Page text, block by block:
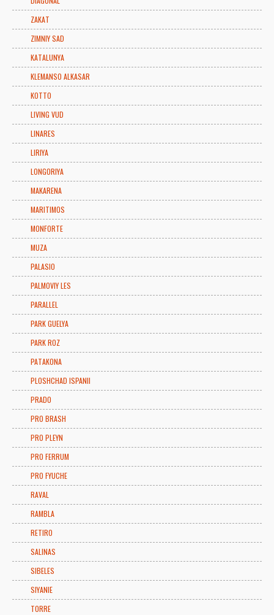
ZAKAT
ZIMNIY SAD
KATALUNYA
KLEMANSO ALKASAR
KOTTO
LIVING VUD
LINARES
LIRIYA
LONGORIYA
MAKARENA
MARITIMOS
MONFORTE
MUZA
PALASIO
PALMOVIY LES
PARALLEL
PARK GUELYA
PARK ROZ
PATAKONA
PLOSHCHAD ISPANII
PRADO
PRO BRASH
PRO PLEYN
PRO FERRUM
PRO FYUCHE
RAVAL
RAMBLA
RETIRO
SALINAS
SIBELES
SIYANIE
TORRE